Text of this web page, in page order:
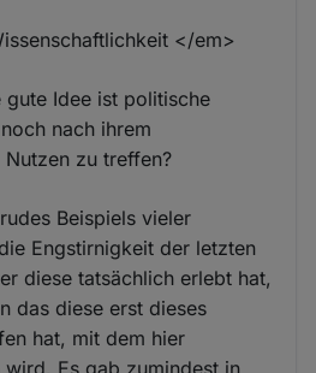
</em>
Idee ist politische
nach ihrem
zu treffen?
Beispiels vieler
Engstirnigkeit der letzten
diese tatsächlich erlebt hat,
das diese erst dieses
hat, mit dem hier
wird. Es gab zumindest in